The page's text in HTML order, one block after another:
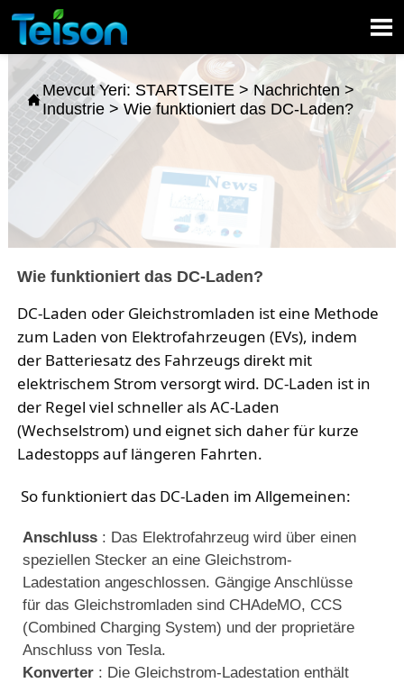


Mevcut Yeri: STARTSEITE>Nachrichten >
Industrie> Wie funktioniert das DC-Laden?
Wie funktioniert das DC-Laden?
DC-Laden oder Gleichstromladen ist eine Methode
zum Laden von Elektrofahrzeugen (EVs), indem
der Batteriesatz des Fahrzeugs direkt mit
elektrischem Strom versorgt wird. DC-Laden ist in
der Regel viel schneller als AC-Laden
(Wechselstrom) und eignet sich daher für kurze
Ladestopps auf längeren Fahrten.
So funktioniert das DC-Laden im Allgemeinen:
Anschluss : Das Elektrofahrzeug wird über einen
speziellen Stecker an eine Gleichstrom-
Ladestation angeschlossen. Gängige Anschlüsse
für das Gleichstromladen sind CHAdeMO, CCS
(Combined Charging System) und der proprietäre
Anschluss von Tesla.
Konverter : Die Gleichstrom-Ladestation enthält